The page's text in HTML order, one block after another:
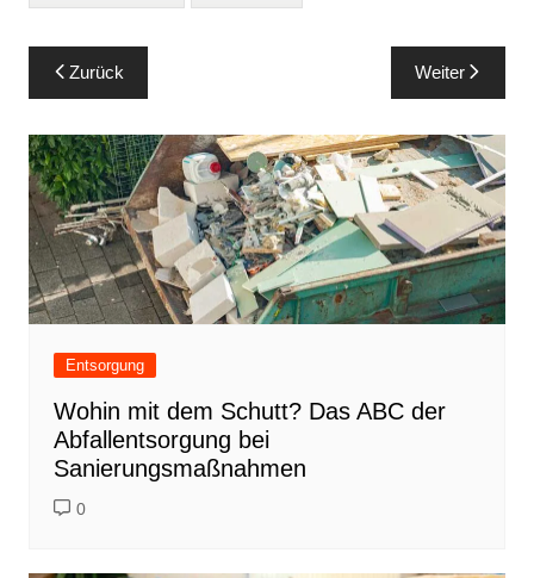
Beitragsnavigation
Zurück Weiter
Entsorgung
Wohin mit dem Schutt? Das ABC der
Abfallentsorgung bei
Sanierungsmaßnahmen
0